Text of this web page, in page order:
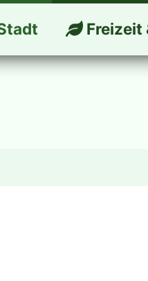
Freizeit